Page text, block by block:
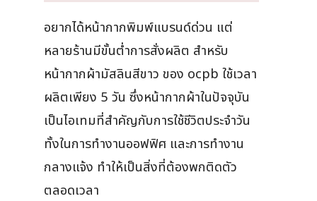
อยากได้หน้ากากพิมพ์แบรนด์ด่วน แต่
หลายร้านมีขั้นต่ำการสั่งผลิต สำหรับ
หน้ากากผ้ามัสลินสีขาว ของ ocpb ใช้เวลา
ผลิตเพียง 5 วัน ซึ่งหน้ากากผ้าในปัจจุบัน
เป็นไอเทมที่สำคัญกับการใช้ชีวิตประจำวัน
ทั้งในการทำงานออฟฟิศ และการทำงาน
กลางแจ้ง ทำให้เป็นสิ่งที่ต้องพกติดตัว
ตลอดเวลา